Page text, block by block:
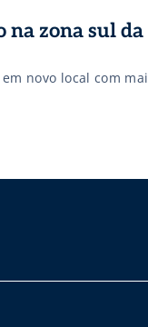
na zona sul da
novo local com